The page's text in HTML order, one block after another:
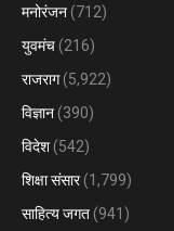
मनोरंजन (712)
युवमंच (216)
राजराग(5,922)
विज्ञान (390)
विदेश (542)
शिक्षा संसार(1,799)
साहित्य जगत (941)